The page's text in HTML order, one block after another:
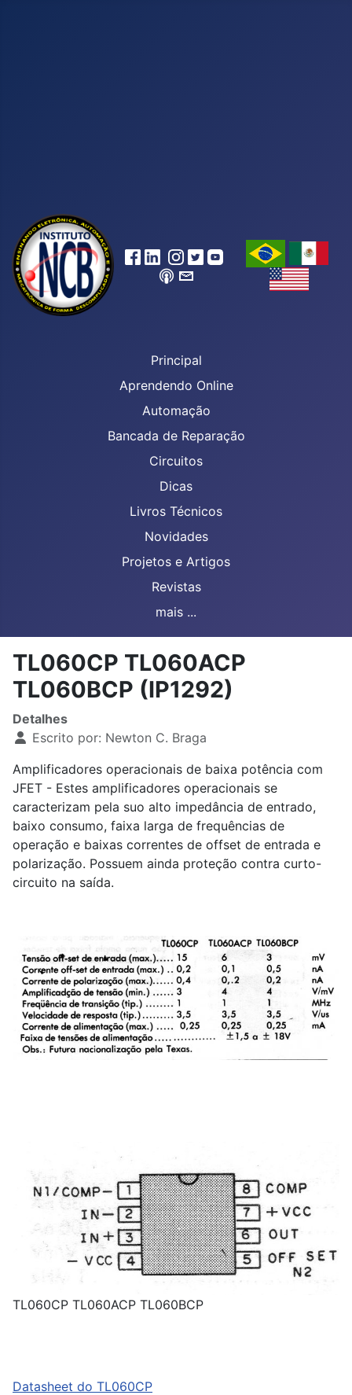
Principal
Aprendendo Online
Automação
Bancada de Reparação
Circuitos
Dicas
Livros Técnicos
Novidades
Projetos e Artigos
Revistas
mais ...
TL060CP TL060ACP
TL060BCP (IP1292)
Detalhes
Escrito por: Newton C. Braga
Amplificadores operacionais de baixa potência com
JFET - Estes amplificadores operacionais se
caracterizam pela suo alto impedância de entrado,
baixo consumo, faixa larga de frequências de
operação e baixas correntes de offset de entrada e
polarização. Possuem ainda proteção contra curto-
circuito na saída.
TL060CP TL060ACP TL060BCP
Datasheet do TL060CP